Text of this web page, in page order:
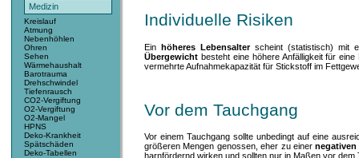
Medizin
Kreislauf
Atmung
Nebenhöhlen
Ohren
Sehen
Wärmehaushalt
Barotrauma
Drehschwindel
Tiefenrausch
CO2-Vergiftung
O2-Vergiftung
O2-Mangel
HPNS
Deko-Krankheit
Spätschäden
Deko-Tabellen
Individuelle Risiken
Ein höheres Lebensalterscheint (statistisch) mit
Übergewicht besteht eine höhere Anfälligkeit für
vermehrte Aufnahmekapazität für Stickstoff im
Vor dem Tauchgang
Vor einem Tauchgang sollte unbedingt auf eine
größeren Mengen genossen, eher zu einer
harnfördernd wirken und sollten nur in Maßen vor dem